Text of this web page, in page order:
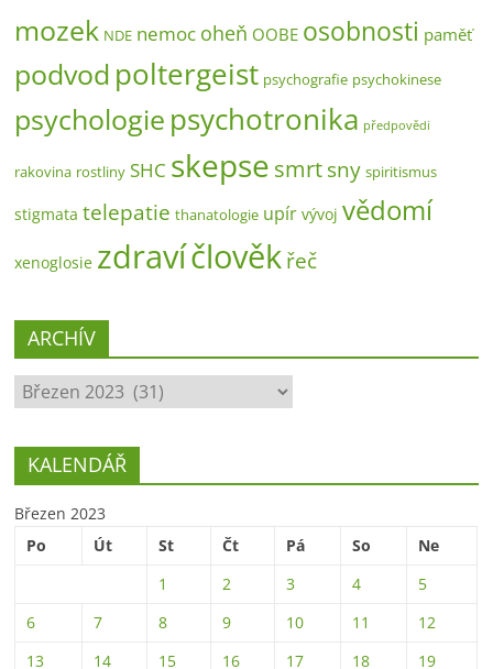
mozek NDE nemoc oheň OOBE osobnosti paměť
podvod poltergeist psychografie psychokinese
psychologie psychotronika předpovědi
rakovina rostliny SHC skepse smrtsny spiritismus
stigmata telepatie thanatologie upír vývoj vědomí
xenoglosie zdravíčlověkřeč
ARCHÍV
ARCHÍV
KALENDÁŘ
Březen 2023
Po
Út St Čt Pá So
Ne
1
2 3 4
5
6
7 8 9 10 11
12
13
14 15 16 17 18 19